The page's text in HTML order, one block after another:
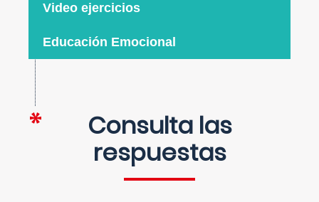
Video ejercicios
Educación Emocional
Consulta las
respuestas